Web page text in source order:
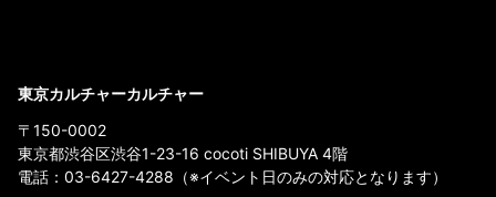
東京カルチャーカルチャー
〒150-0002
東京都渋谷区渋谷1-23-16 cocoti SHIBUYA 4階
電話： 03-6427-4288 （※イベント日のみの対応となります）